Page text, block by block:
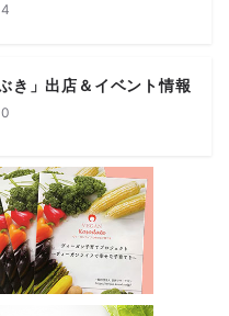
き」出店＆イベント情報